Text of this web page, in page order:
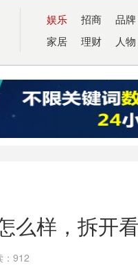
娱乐 招商 品牌
家居 理财 人物
么样，拆开
：912